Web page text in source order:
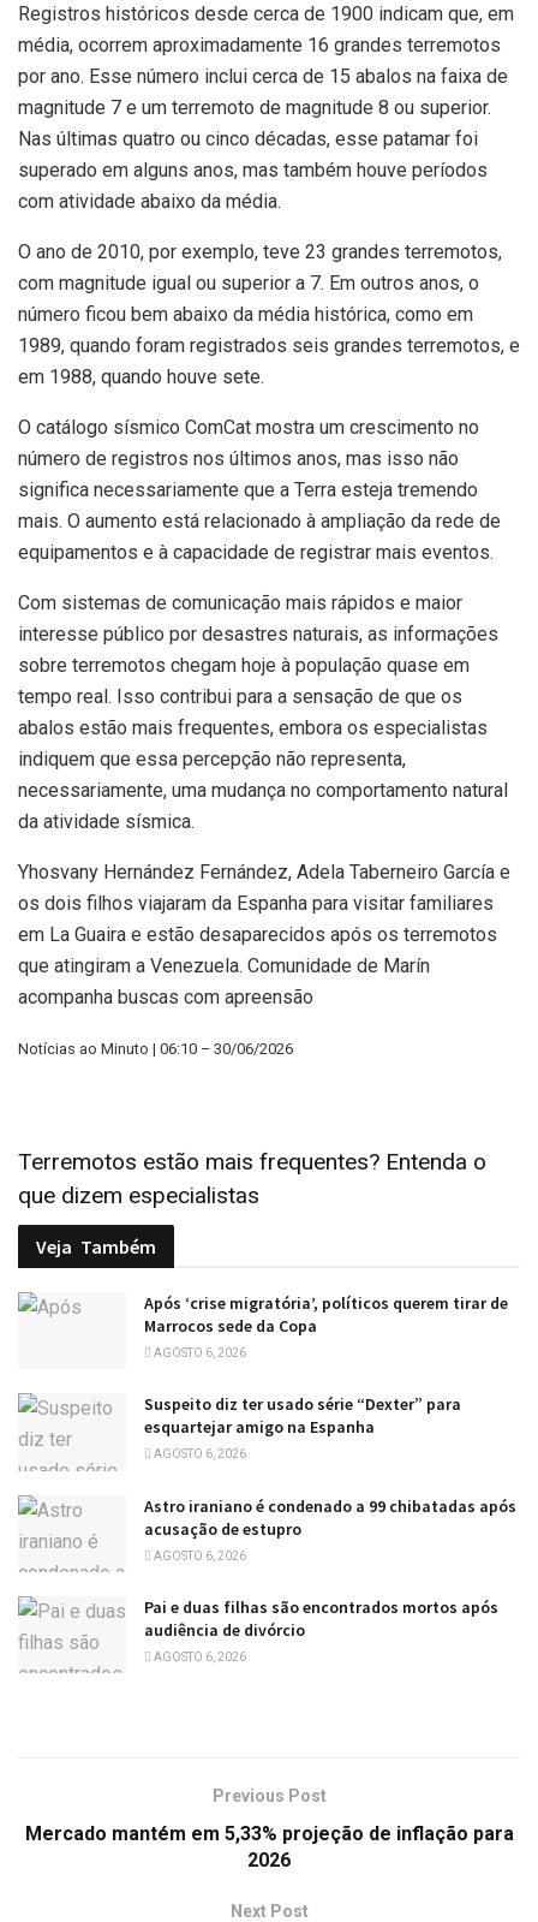
Registros históricos desde cerca de 1900 indicam que, em
média, ocorrem aproximadamente 16 grandes terremotos
por ano. Esse número inclui cerca de 15 abalos na faixa de
magnitude 7 e um terremoto de magnitude 8 ou superior.
Nas últimas quatro ou cinco décadas, esse patamar foi
superado em alguns anos, mas também houve períodos
com atividade abaixo da média.
O ano de 2010, por exemplo, teve 23 grandes terremotos,
com magnitude igual ou superior a 7. Em outros anos, o
número ficou bem abaixo da média histórica, como em
1989, quando foram registrados seis grandes terremotos, e
em 1988, quando houve sete.
O catálogo sísmico ComCat mostra um crescimento no
número de registros nos últimos anos, mas isso não
significa necessariamente que a Terra esteja tremendo
mais. O aumento está relacionado à ampliação da rede de
equipamentos e à capacidade de registrar mais eventos.
Com sistemas de comunicação mais rápidos e maior
interesse público por desastres naturais, as informações
sobre terremotos chegam hoje à população quase em
tempo real. Isso contribui para a sensação de que os
abalos estão mais frequentes, embora os especialistas
indiquem que essa percepção não representa,
necessariamente, uma mudança no comportamento natural
da atividade sísmica.
Yhosvany Hernández Fernández, Adela Taberneiro García e
os dois filhos viajaram da Espanha para visitar familiares
em La Guaira e estão desaparecidos após os terremotos
que atingiram a Venezuela. Comunidade de Marín
acompanha buscas com apreensão
Notícias ao Minuto | 06:10 – 30/06/2026
Terremotos estão mais frequentes? Entenda o
que dizem especialistas
Veja Também
Após ‘crise migratória’, políticos querem tirar de
Marrocos sede da Copa
AGOSTO 6, 2026
Suspeito diz ter usado série “Dexter” para
esquartejar amigo na Espanha
AGOSTO 6, 2026
Astro iraniano é condenado a 99 chibatadas após
acusação de estupro
AGOSTO 6, 2026
Pai e duas filhas são encontrados mortos após
audiência de divórcio
AGOSTO 6, 2026
Previous Post
Mercado mantém em 5,33% projeção de inflação para
2026
Next Post